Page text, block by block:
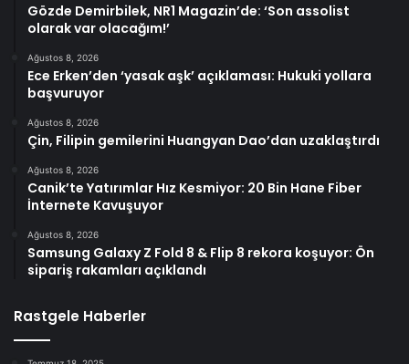
Gözde Demirbilek, NR1 Magazin’de: ‘Son assolist
olarak var olacağım!’
Ağustos 8, 2026
Ece Erken’den ‘yasak aşk’ açıklaması: Hukuki yollara
başvuruyor
Ağustos 8, 2026
Çin, Filipin gemilerini Huangyan Dao’dan uzaklaştırdı
Ağustos 8, 2026
Canik’te Yatırımlar Hız Kesmiyor: 20 Bin Hane Fiber
İnternete Kavuşuyor
Ağustos 8, 2026
Samsung Galaxy Z Fold 8 & Flip 8 rekora koşuyor: Ön
sipariş rakamları açıklandı
Rastgele Haberler